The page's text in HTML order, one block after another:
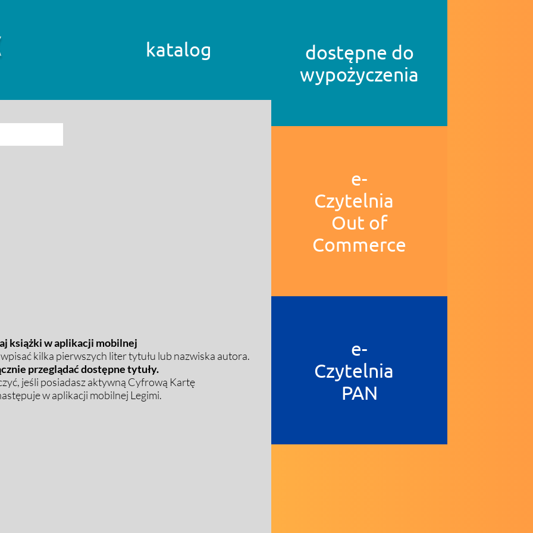
katalog
książki w aplikacji mobilnej
kilka pierwszych liter tytułu lub nazwiska autora.
przeglądać dostępne tytuły.
jeśli posiadasz aktywną Cyfrową Kartę
w aplikacji mobilnej Legimi.
dostępne do
wypożyczenia
e-
Czytelnia
Out of
Commerce
e-
Czytelnia
PAN